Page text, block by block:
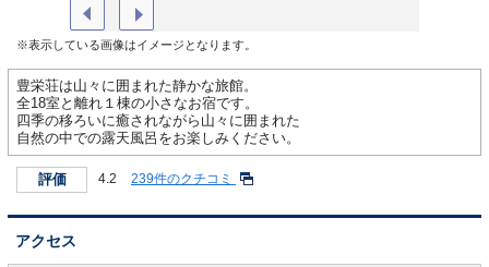
※表示している画像はイメージとなります。
豊栄荘は山々に囲まれた静かな旅館。
全18室と離れ１棟の小さなお宿です。
四季の移ろいに癒されながら山々に囲まれた
自然の中での露天風呂をお楽しみください。
評価 4.2 239件のクチコミ
アクセス